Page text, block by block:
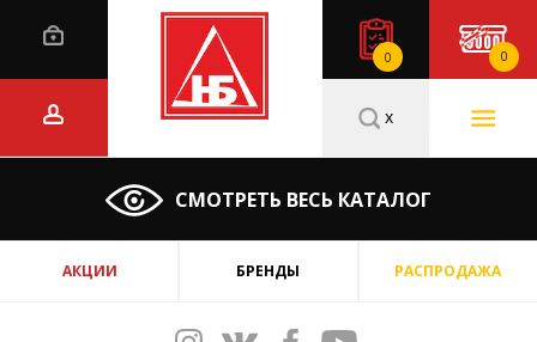
0 0
СМОТРЕТЬ ВЕСЬ КАТАЛОГ
x
АКЦИИ БРЕНДЫ РАСПРОДАЖА